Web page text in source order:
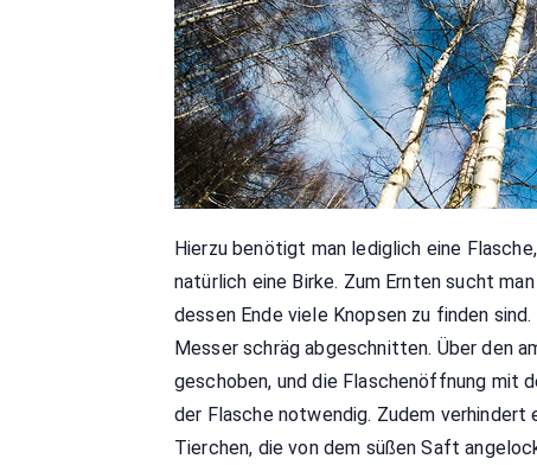
Hierzu benötigt man lediglich eine
natürlich eine Birke. Zum Ernten sucht
dessen Ende viele Knopsen zu finden
Messer schräg abgeschnitten. Über den
geschoben, und die Flaschenöffnung mit
der Flasche notwendig. Zudem verhindert
Tierchen, die von dem süßen Saft